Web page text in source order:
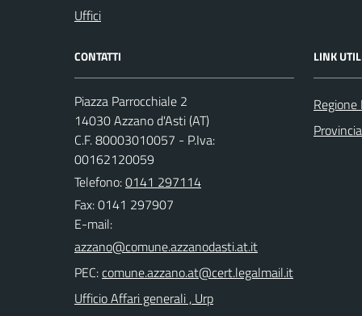
Uffici
CONTATTI
Piazza Parrocchiale 2
14030 Azzano d'Asti (AT)
C.F. 80003010057 - P.Iva:
00162120059
Telefono:0141 297114
Fax: 0141 297907
E-mail:
PEC:
Ufficio Affari generali , Urp
LINK